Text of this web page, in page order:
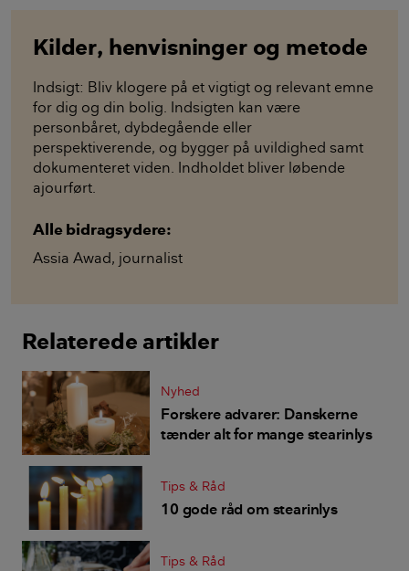
Kilder, henvisninger og metode
Indsigt: Bliv klogere på et vigtigt og relevant emne
for dig og din bolig. Indsigten kan være
personbåret, dybdegående eller
perspektiverende, og bygger på uvildighed samt
dokumenteret viden. Indholdet bliver løbende
ajourført.
Alle bidragsydere:
Assia Awad, journalist
Relaterede artikler
Nyhed
Forskere advarer: Danskerne
tænder alt for mange stearinlys
Tips & Råd
10 gode råd om stearinlys
Tips & Råd